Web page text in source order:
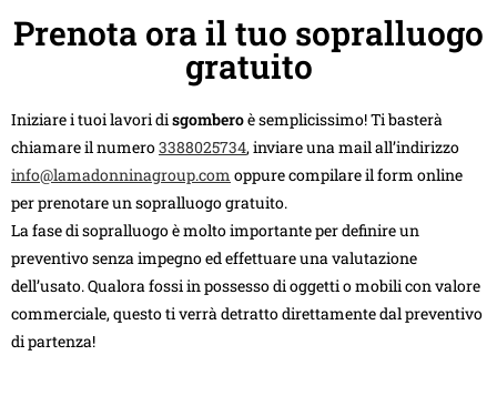
Prenota ora il tuo sopralluogo
gratuito
Iniziare i tuoi lavori di sgomberoè semplicissimo! Ti basterà
chiamare il numero3388025734, inviare una mail all’indirizzo
info@lamadonninagroup.com oppure compilare il form online
per prenotare un sopralluogo gratuito.
La fase di sopralluogo è molto importante per definire un
preventivo senza impegno ed effettuare una valutazione
dell’usato. Qualora fossi in possesso di oggetti o mobili con valore
commerciale, questo ti verrà detratto direttamente dal preventivo
di partenza!